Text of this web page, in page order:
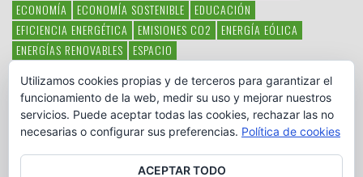
ECONOMÍA
ECONOMÍA SOSTENIBLE
EDUCACIÓN
EFICIENCIA ENERGÉTICA
EMISIONES CO2
ENERGÍA EÓLICA
ENERGÍAS RENOVABLES
ESPACIO
HAMBRE LATINOAMÉRICA MEDIO AMBIENTE
MÉXICO
OBJETIVOS DEL MILENIO
ONGS PAZ POBREZA POESÍA
POLITICA
PUEBLOS INDÍGENAS RSC RSE
SOBERANÍA ALIMENTARIA
SOLIDARIDAD SOSTENIBILIDAD TECNOLOGÍA VERTIDO PETROLEO
Utilizamos cookies propias y de terceros para garantizar el
funcionamiento de la web, medir su uso y mejorar nuestros
servicios. Puede aceptar todas las cookies, rechazar las no
necesarias o configurar sus preferencias. Política de cookies
ACEPTAR TODO